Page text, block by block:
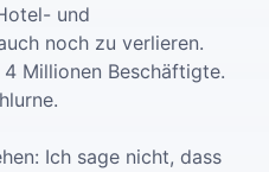
und
noch zu verlieren.
Millionen Beschäftigte.
Ich sage nicht, dass